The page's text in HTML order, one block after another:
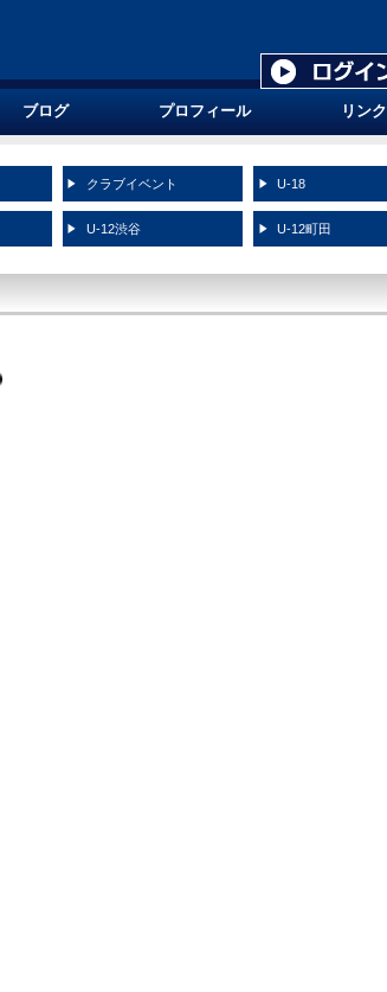
ブログ プロフィール リンク
クラブイベント U-18
U-12渋谷 U-12町田